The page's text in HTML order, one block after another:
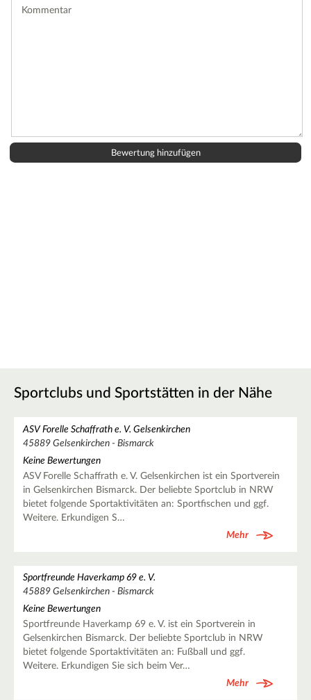
Sportclubs und Sportstätten in der Nähe
ASV Forelle Schaffrath e. V. Gelsenkirchen
45889 Gelsenkirchen - Bismarck
Keine Bewertungen
ASV Forelle Schaffrath e. V. Gelsenkirchen ist ein Sportverein
in Gelsenkirchen Bismarck. Der beliebte Sportclub in NRW
bietet folgende Sportaktivitäten an: Sportfischen und ggf.
Weitere. Erkundigen S…
Mehr
Sportfreunde Haverkamp 69 e. V.
45889 Gelsenkirchen - Bismarck
Keine Bewertungen
Sportfreunde Haverkamp 69 e. V. ist ein Sportverein in
Gelsenkirchen Bismarck. Der beliebte Sportclub in NRW
bietet folgende Sportaktivitäten an: Fußball und ggf.
Weitere. Erkundigen Sie sich beim Ver…
Mehr